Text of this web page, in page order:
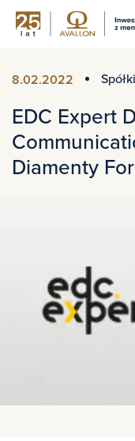
8.02.2022
EDC Expert
Diamenty